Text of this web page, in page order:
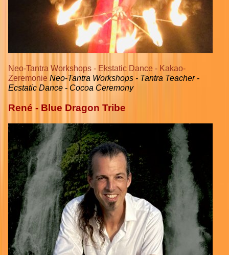
Neo-Tantra Workshops - Ekstatic Dance - Kakao-
Zeremonie Neo-Tantra Workshops - Tantra Teacher -
Ecstatic Dance - Cocoa Ceremony
René - Blue Dragon Tribe